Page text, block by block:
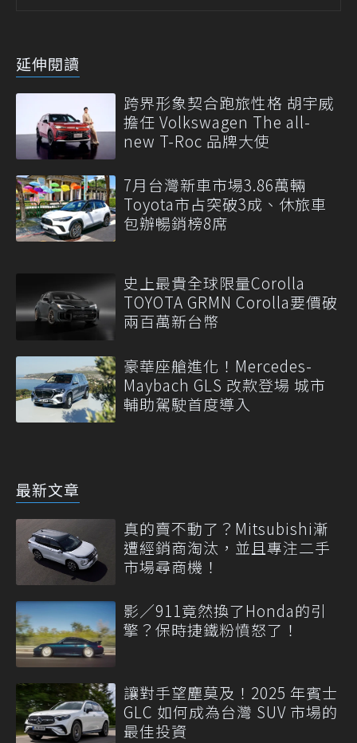
延伸閱讀
跨界形象契合跑旅性格 胡宇威
擔任 Volkswagen The all-
new T-Roc 品牌大使
7月台灣新車市場3.86萬輛
Toyota市占突破3成、休旅車
包辦暢銷榜8席
史上最貴全球限量Corolla
TOYOTA GRMN Corolla要價破
兩百萬新台幣
豪華座艙進化！Mercedes-
Maybach GLS 改款登場 城市
輔助駕駛首度導入
最新文章
真的賣不動了？Mitsubishi漸
遭經銷商淘汰，並且專注二手
市場尋商機！
影／911竟然換了Honda的引
擎？保時捷鐵粉憤怒了！
讓對手望塵莫及！2025 年賓士
GLC 如何成為台灣 SUV 市場的
最佳投資